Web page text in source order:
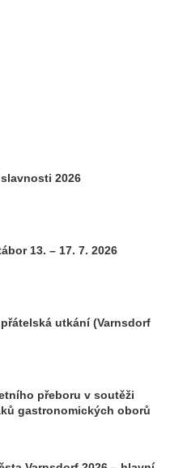
2026
13. – 17. 7. 2026
utkání (Varnsdorf
přeboru v soutěži
gastronomických oborů